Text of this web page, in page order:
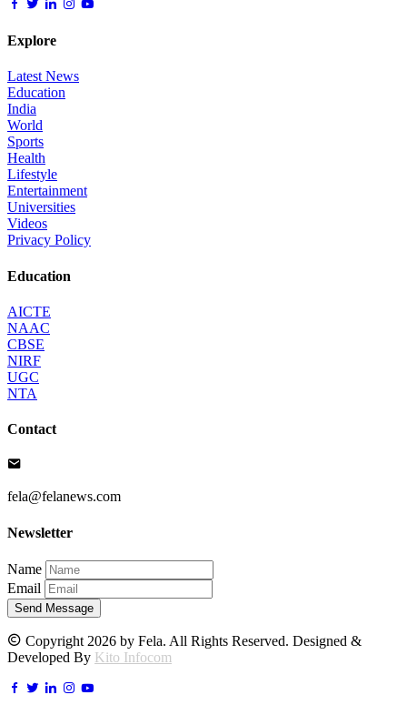
Explore
Latest News
Education
India
World
Sports
Health
Lifestyle
Entertainment
Universities
Videos
Privacy Policy
Education
AICTE
NAAC
CBSE
NIRF
UGC
NTA
Contact
fela@felanews.com
Newsletter
Name
Email
Send Message
Copyright 2026 by Fela. All Rights Reserved. Designed &
Developed By Kito Infocom